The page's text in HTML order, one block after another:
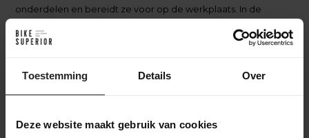
Toestemming Details Over
Deze website maakt gebruik van cookies
onderdelen en bereidt ze voor op de werkplaats. In de
getest. Daarna gaat de fiets naar het inpakstation in het
worden toegevoegd aan de doos, waarna de fiets verzonden
wordt naar een bestemming in Nederland of wereldwijd. Zo